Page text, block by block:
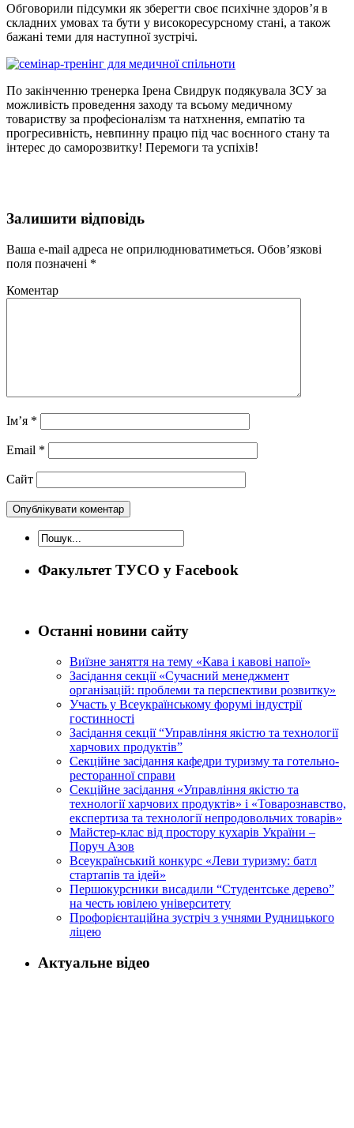
Обговорили підсумки як зберегти своє психічне здоров’я в
складних умовах та бути у високоресурсному стані, а також
бажані теми для наступної зустрічі.
По закінченню тренерка Ірена Свидрук подякувала ЗСУ за
можливість проведення заходу та всьому медичному
товариству за професіоналізм та натхнення, емпатію та
прогресивність, невпинну працю під час воєнного стану та
інтерес до саморозвитку! Перемоги та успіхів!
Залишити відповідь
Ваша e-mail адреса не оприлюднюватиметься. Обов’язкові
поля позначені *
Коментар
Ім’я *
Email *
Сайт
Факультет ТУСО у Facebook
Останні новини сайту
Виїзне заняття на тему «Кава і кавові напої»
Засідання секції «Сучасний менеджмент
організацій: проблеми та перспективи розвитку»
Участь у Всеукраїнському форумі індустрії
гостинності
Засідання секції “Управління якістю та технології
харчових продуктів”
Секційне засідання кафедри туризму та готельно-
ресторанної справи
Секційне засідання «Управління якістю та
технології харчових продуктів» і «Товарознавство,
експертиза та технології непродовольчих товарів»
Майстер-клас від простору кухарів України –
Поруч Азов
Всеукраїнський конкурс «Леви туризму: батл
стартапів та ідей»
Першокурсники висадили “Студентське дерево”
на честь ювілею університету
Профорієнтаційна зустріч з учнями Рудницького
ліцею
Актуальне відео